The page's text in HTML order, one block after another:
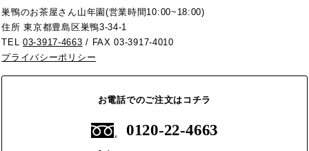
巣鴨のお茶屋さん山年園(営業時間10:00~18:00)
住所 東京都豊島区巣鴨3-34-1
TEL03-3917-4663 / FAX 03-3917-4010
プライバシーポリシー
お電話でのご注文はコチラ
0120-22-4663